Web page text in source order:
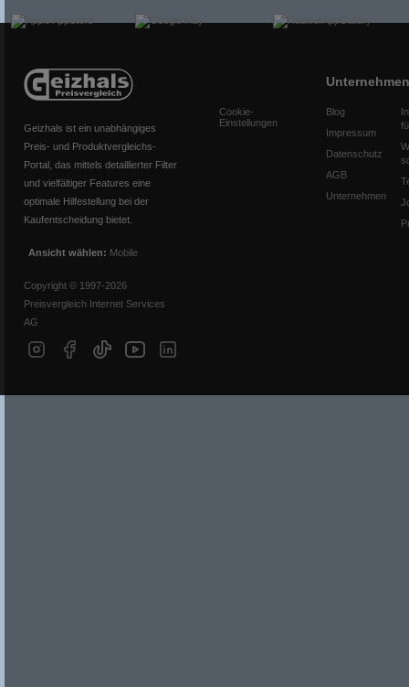
Geizhals ist ein unabhängiges
Preis- und Produktvergleichs-
Portal, das mittels detaillierter Filter
und vielfältiger Features eine
optimale Hilfestellung bei der
Kaufentscheidung bietet.
Ansicht wählen: Mobile
Copyright © 1997-2026
Preisvergleich Internet Services
AG
Cookie-
Einstellungen
Unternehmen
Blog
Impressum
Datenschutz
AGB
Unternehmen